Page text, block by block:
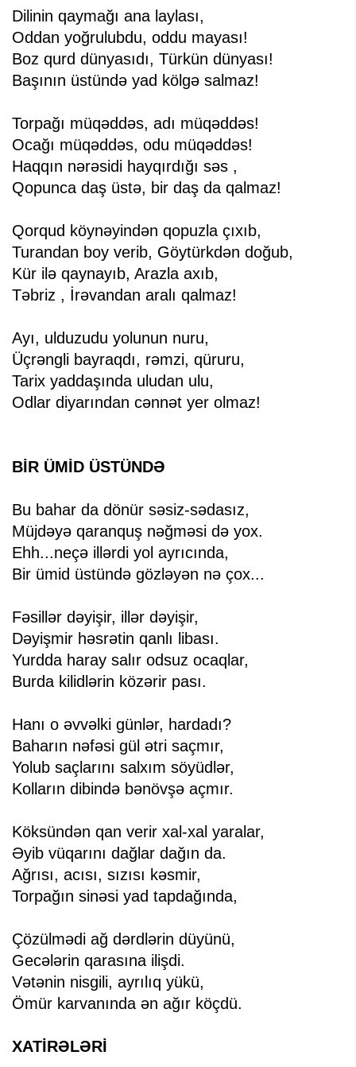
Dilinin qaymağı ana laylası,
Oddan yoğrulubdu, oddu mayası!
Boz qurd dünyasıdı, Türkün dünyası!
Başının üstündə yad kölgə salmaz!
Torpağı müqəddəs, adı müqəddəs!
Ocağı müqəddəs, odu müqəddəs!
Haqqın nərəsidi hayqırdığı səs ,
Qopunca daş üstə, bir daş da qalmaz!
Qorqud köynəyindən qopuzla çıxıb,
Turandan boy verib, Göytürkdən doğub,
Kür ilə qaynayıb, Arazla axıb,
Təbriz , İrəvandan aralı qalmaz!
Ayı, ulduzudu yolunun nuru,
Üçrəngli bayraqdı, rəmzi, qüruru,
Tarix yaddaşında uludan ulu,
Odlar diyarından cənnət yer olmaz!
BİR ÜMİD ÜSTÜNDƏ
Bu bahar da dönür səsiz-sədasız,
Müjdəyə qaranquş nəğməsi də yox.
Ehh...neçə illərdi yol ayrıcında,
Bir ümid üstündə gözləyən nə çox...
Fəsillər dəyişir, illər dəyişir,
Dəyişmir həsrətin qanlı libası.
Yurdda haray salır odsuz ocaqlar,
Burda kilidlərin közərir pası.
Hanı o əvvəlki günlər, hardadı?
Baharın nəfəsi gül ətri saçmır,
Yolub saçlarını salxım söyüdlər,
Kolların dibində bənövşə açmır.
Köksündən qan verir xal-xal yaralar,
Əyib vüqarını dağlar dağın da.
Ağrısı, acısı, sızısı kəsmir,
Torpağın sinəsi yad tapdağında,
Çözülmədi ağ dərdlərin düyünü,
Gecələrin qarasına ilişdi.
Vətənin nisgili, ayrılıq yükü,
Ömür karvanında ən ağır köçdü.
XATİRƏLƏRİ